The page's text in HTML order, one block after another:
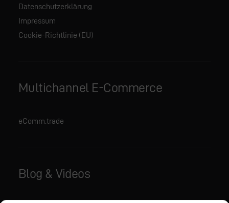
Datenschutzerklärung
Impressum
Cookie-Richtlinie (EU)
Multichannel E-Commerce
eComm.trade
Blog & Videos